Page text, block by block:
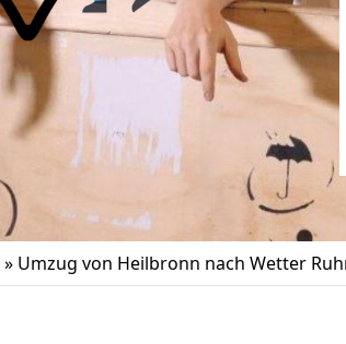
» Umzug von Heilbronn nach Wetter